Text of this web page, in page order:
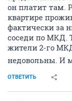
он платит там.
квартире
фактически за
соседи по МКД.
жители 2-го
недовольны. И
ОТВЕТИТЬ